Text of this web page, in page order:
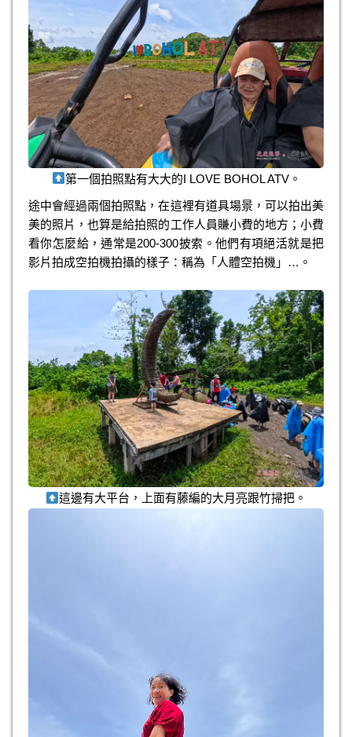
第一個拍照點有大大的I LOVE BOHOL ATV。
途中會經過兩個拍照點，在這裡有道具場景，可以拍出美
美的照片，也算是給拍照的工作人員賺小費的地方；小費
看你怎麼給，通常是200-300披索。他們有項絕活就是把
影片拍成空拍機拍攝的樣子：稱為「人體空拍機」…。
這邊有大平台，上面有藤編的大月亮跟竹掃把。